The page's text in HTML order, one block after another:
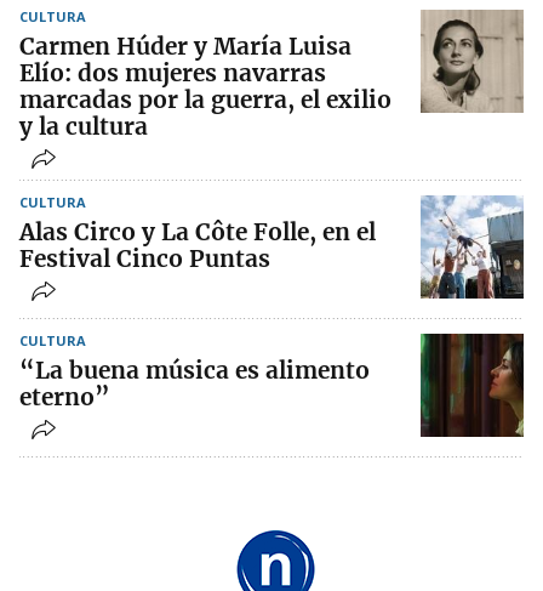
CULTURA
Carmen Húder y María Luisa
Elío: dos mujeres navarras
marcadas por la guerra, el exilio
y la cultura
CULTURA
Alas Circo y La Côte Folle, en el
Festival Cinco Puntas
CULTURA
“La buena música es alimento
eterno”